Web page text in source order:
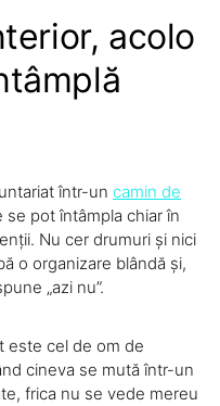
acolo
într-un camin de
se pot întâmpla chiar în
Nu cer drumuri și nici
o organizare blândă și,
„azi nu”.
este cel de om de
cineva se mută într-un
frica nu se vede mereu